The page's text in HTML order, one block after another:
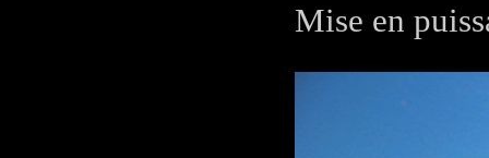
Mise en